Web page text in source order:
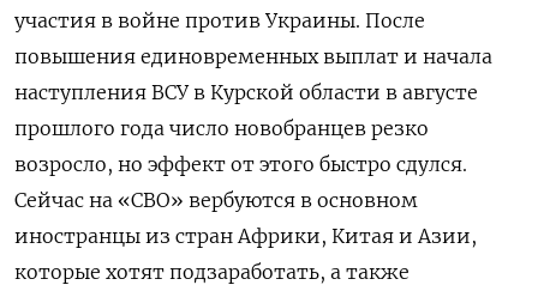
участия в войне против Украины. После
повышения единовременных выплат и начала
наступления ВСУ в Курской области в августе
прошлого года число новобранцев резко
возросло, но эффект от этого быстро сдулся.
Сейчас на «СВО» вербуются в основном
иностранцы из стран Африки, Китая и Азии,
которые хотят подзаработать, а также